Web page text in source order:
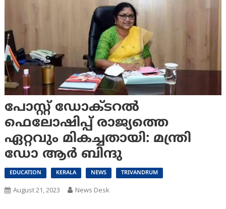
പോസ്റ്റ് ഡോക്ടറൽ
ഫെലോഷിപ്പ്‌ രാജ്യത്തെ
ഏറ്റവും മികച്ചതായി: മന്ത്രി
ഡോ ആർ ബിന്ദു
EDUCATION KERALA NEWS TRIVANDRUM
August 21, 2023 News Desk